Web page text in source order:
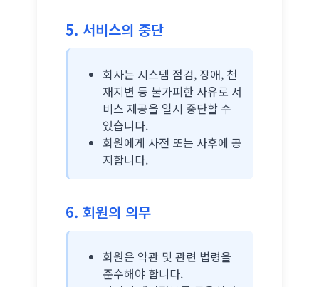
5. 서비스의 중단
회사는 시스템 점검, 장애, 천
재지변 등 불가피한 사유로 서
비스 제공을 일시 중단할 수
있습니다.
회원에게 사전 또는 사후에 공
지합니다.
6. 회원의 의무
회원은 약관 및 관련 법령을
준수해야 합니다.